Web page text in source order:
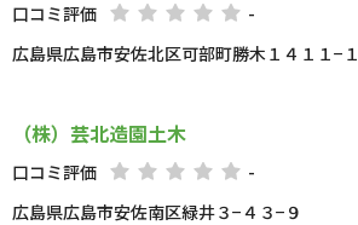
口コミ評価
-
広島県広島市安佐北区可部町勝木１４１１−１
（株）芸北造園土木
口コミ評価
-
広島県広島市安佐南区緑井３−４３−９